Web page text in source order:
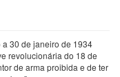
30 de janeiro de 1934
revolucionária do 18 de
de arma proibida e de ter